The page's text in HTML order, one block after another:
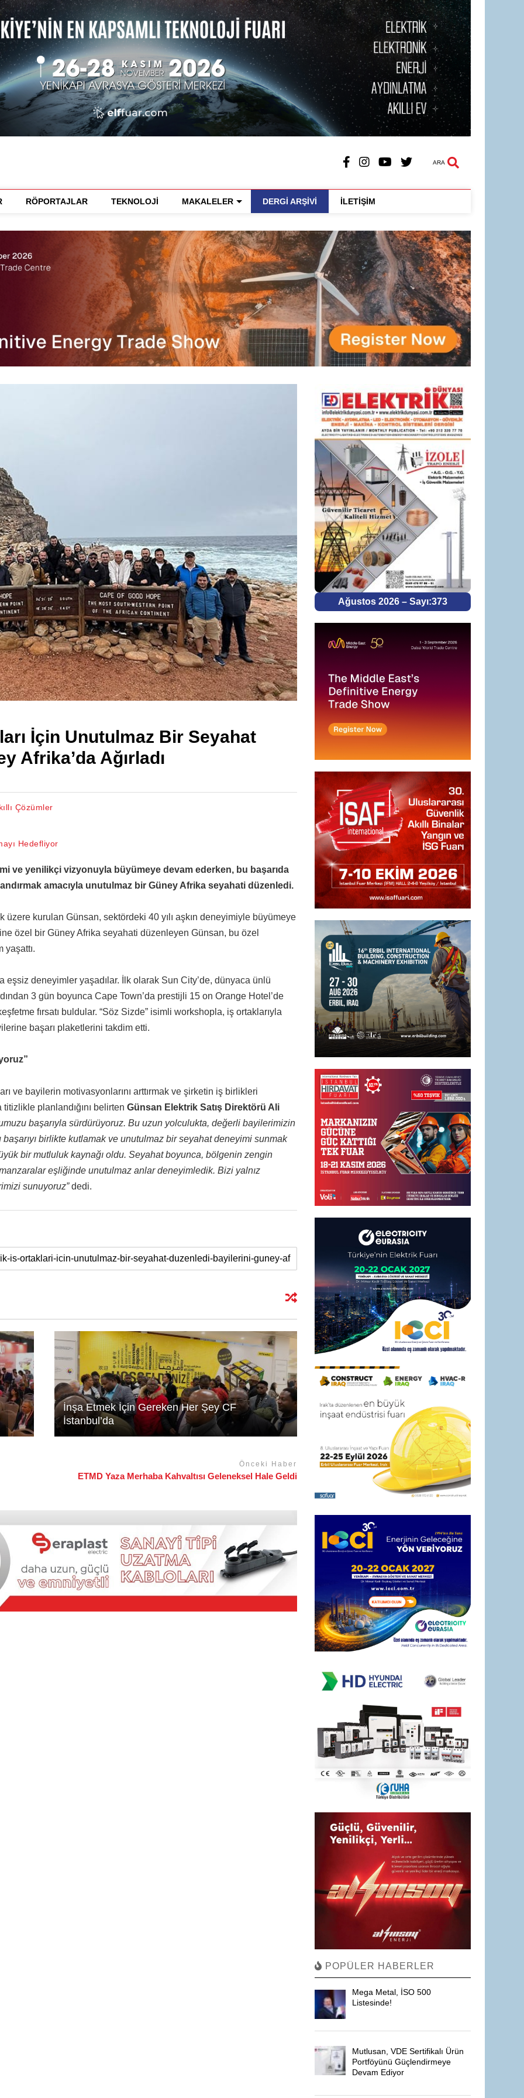
ARA
RÖPORTAJLAR TEKNOLOJİ MAKALELER DERGİ ARŞİVİ İLETİŞİM
İçin Unutulmaz Bir Seyahat
Afrika’da Ağırladı
Çözümler
Hedefliyor
ve yenilikçi vizyonuyla büyümeye devam ederken, bu başarıda
amacıyla unutulmaz bir Güney Afrika seyahati düzenledi.
kurulan Günsan, sektördeki 40 yılı aşkın deneyimiyle büyümeye
özel bir Güney Afrika seyahati düzenleyen Günsan, bu özel
yaşattı.
eşsiz deneyimler yaşadılar. İlk olarak Sun City’de, dünyaca ünlü
3 gün boyunca Cape Town’da prestijli 15 on Orange Hotel’de
fırsatı buldular. “Söz Sizde” isimli workshopla, iş ortaklarıyla
başarı plaketlerini takdim etti.
ve bayilerin motivasyonlarını arttırmak ve şirketin iş birlikleri
planlandığını belirten Günsan Elektrik Satış Direktörü Ali
başarıyla sürdürüyoruz. Bu uzun yolculukta, değerli bayilerimizin
başarıyı birlikte kutlamak ve unutulmaz bir seyahat deneyimi sunmak
bir mutluluk kaynağı oldu. Seyahat boyunca, bölgenin zengin
eşliğinde unutulmaz anlar deneyimledik. Bizi yalnız
sunuyoruz”dedi.
İnşa Etmek İçin Gereken Her Şey CF
İstanbul’da
Önceki Haber
ETMD Yaza Merhaba Kahvaltısı Geleneksel Hale Geldi
Ağustos 2026 – Sayı:373
POPÜLER HABERLER
Mega Metal, İSO 500
Listesinde!
Mutlusan, VDE Sertifikalı Ürün
Portföyünü Güçlendirmeye
Devam Ediyor